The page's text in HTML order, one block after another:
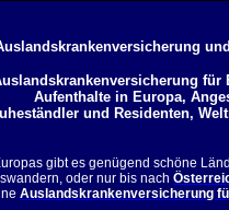
für
Aufenthalte in Europa,
und Residenten,
gibt es genügend schöne
oder nur bis nach
Auslandskrankenversicherung